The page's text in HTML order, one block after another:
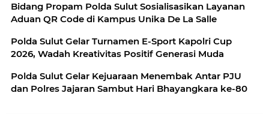
Bidang Propam Polda Sulut Sosialisasikan Layanan
Aduan QR Code di Kampus Unika De La Salle
Polda Sulut Gelar Turnamen E-Sport Kapolri Cup
2026, Wadah Kreativitas Positif Generasi Muda
Polda Sulut Gelar Kejuaraan Menembak Antar PJU
dan Polres Jajaran Sambut Hari Bhayangkara ke-80